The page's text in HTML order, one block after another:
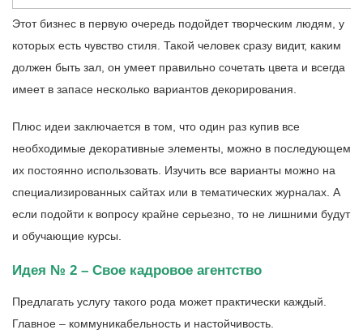
Этот бизнес в первую очередь подойдет творческим людям, у
которых есть чувство стиля. Такой человек сразу видит, каким
должен быть зал, он умеет правильно сочетать цвета и всегда
имеет в запасе несколько вариантов декорирования.
Плюс идеи заключается в том, что один раз купив все
необходимые декоративные элементы, можно в последующем
их постоянно использовать. Изучить все варианты можно на
специализированных сайтах или в тематических журналах. А
если подойти к вопросу крайне серьезно, то не лишними будут
и обучающие курсы.
Идея № 2 – Свое кадровое агентство
Предлагать услугу такого рода может практически каждый.
Главное – коммуникабельность и настойчивость.